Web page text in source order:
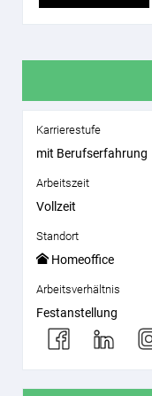
Karrierestufe
mit Berufserfahrung
Arbeitszeit
Vollzeit
Standort
Homeoffice
Arbeitsverhältnis
Festanstellung